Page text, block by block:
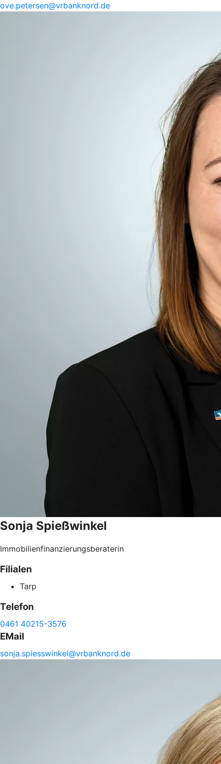
ove.petersen@vrbanknord.de
Sonja Spießwinkel
Immobilienfinanzierungsberaterin
Filialen
Tarp
Telefon
0461 40215-3576
EMail
sonja.spiesswinkel@vrbanknord.de